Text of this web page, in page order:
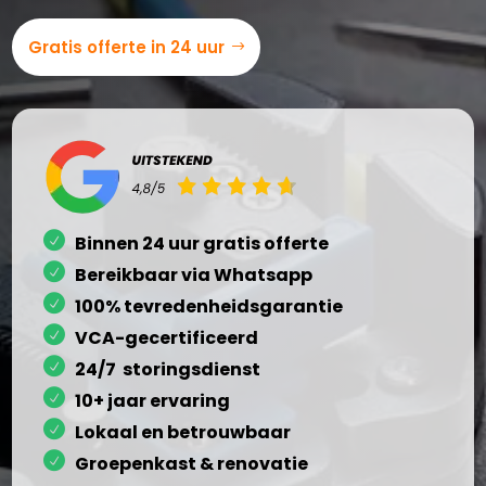
Gratis offerte in 24 uur
Binnen 24 uur gratis offerte
Bereikbaar via Whatsapp
100% tevredenheidsgarantie
VCA-gecertificeerd
24/7 storingsdienst
10+ jaar ervaring
Lokaal en betrouwbaar
Groepenkast & renovatie